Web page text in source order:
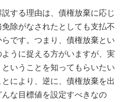
する理由は、債権放棄に応じ
除がなされたとしても支払不
です。つまり、債権放棄とい
うに捉える方がいますが、実
いうことを知ってもらいたい
により、逆に、債権放棄を出
な目標値を設定すべきなの